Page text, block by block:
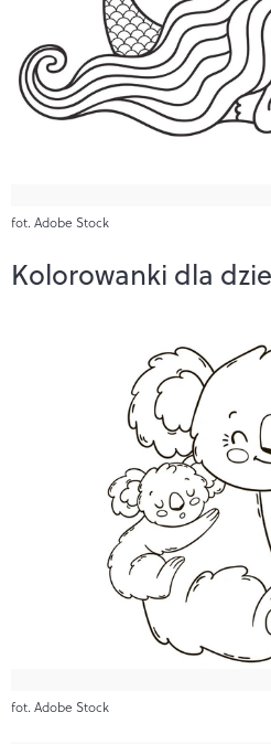
fot. Adobe Stock
Kolorowanki dla
fot. Adobe Stock